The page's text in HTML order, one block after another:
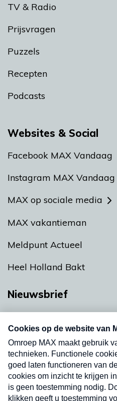
TV & Radio
Prijsvragen
Puzzels
Recepten
Podcasts
Websites & Social
Facebook MAX Vandaag
Instagram MAX Vandaag
MAX op sociale media
MAX vakantieman
Meldpunt Actueel
Heel Holland Bakt
Nieuwsbrief
nieuwsbrief. Elke vrijdag-
uw mailbox.